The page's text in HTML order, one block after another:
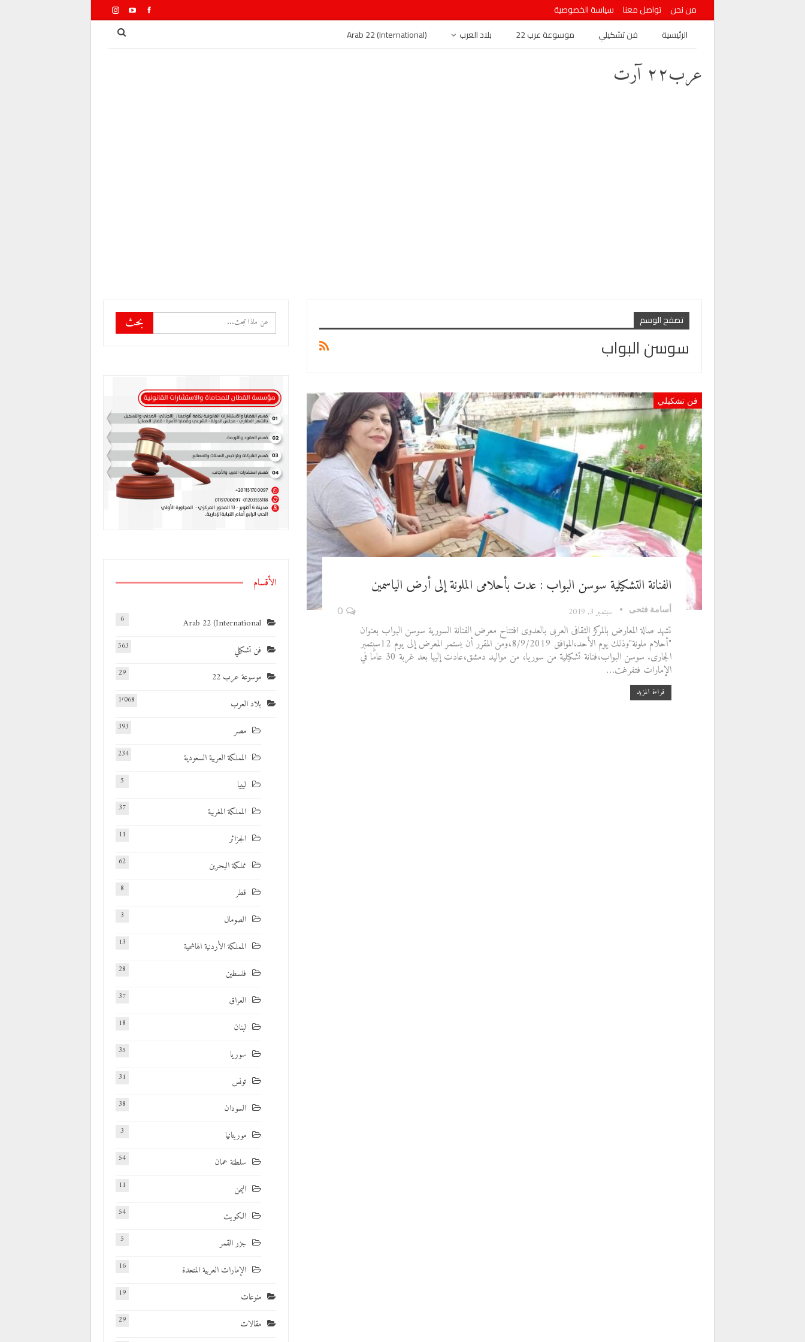
من نحن تواصل معنا
سياسة الخصوصية
الرئيسية
فن تشكيلي موسوعة عرب 22 بلاد العرب Arab 22 (International)
عرب٢٢ آرت
تصفح الوسم
سوسن البواب
فن تشكيلي
الفنانة التشكيلية سوسن البواب : عدت بأحلامى الملونة إلى أرض الياسمين
أسامة فتحى سبتمبر 3, 2019
تشهد صالة المعارض بالمركز الثقافى العربى بالعدوى افتتاح معرض الفنانة السورية سوسن البواب بعنوان
"أحلام ملونة"وذلك يوم الأحد،الموافق 8/9/2019،ومن المقرر أن يستمر المعرض إلى يوم 12سبتمبر
الجارى. سوسن البواب،فنانة تشكيلية من سوريا، من مواليد دمشق،عادت إليها بعد غربة 30 عامًا في
الإمارات فتفرغت…
قراءة المزيد
الأقسام
Arab 22 (International
6
فن تشكيلي 563
موسوعة عرب 22 29
بلاد العرب 1٬068
مصر 393
المملكة العربية السعودية 234
ليبيا 5
المملكة المغربية 37
الجزائر 11
مملكة البحرين 62
قطر 8
الصومال 3
المملكة الأردنية الهاشمية 13
فلسطين 28
العراق 37
لبنان 18
سوريا 35
تونس 31
السودان 38
موريتانيا 3
سلطنة عمان 54
اليمن 11
الكويت 54
جزر القمر 5
الإمارات العربية المتحدة 16
منوعات 19
مقالات 29